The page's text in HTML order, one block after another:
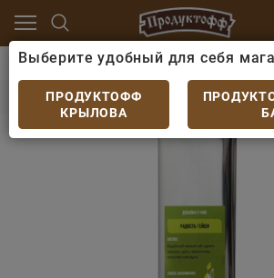
какао Чай листовой
Чай
Чай зеленый Радость
Выберите удобный для себя
ПРОДУКТОФФ
КРЫЛОВА